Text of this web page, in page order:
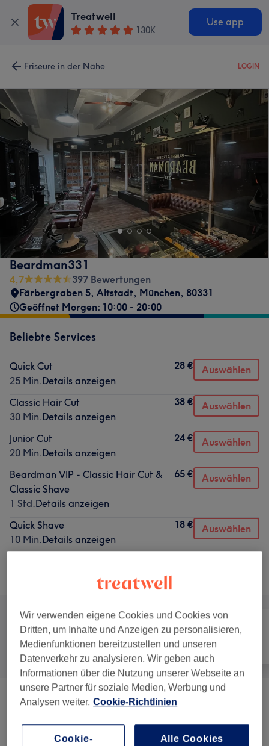
Treatwell
130K
Use app
Friseure in der Nähe LOGIN
Beardman331
4,7
397 Bewertungen
Färbergraben 5, Altstadt, München, 80331
Geöffnet Morgen: 10:00 - 20:00
Beliebte Services
Quick Cut
25 Min.Details anzeigen
28 € Auswählen
Classic Hair Cut
30 Min.Details anzeigen
38 € Auswählen
Junior Cut
20 Min.Details anzeigen
24 € Auswählen
Beardman VIP - Classic Hair Cut &
Classic Shave
1 Std.Details anzeigen
65 € Auswählen
Quick Shave
10 Min.Details anzeigen
18 € Auswählen
Alle Friseur
Herren - Haarschnitte & Stylings (8)
Kinder - Haarschnitte & Stylings 1)
Wir verwenden eigene Cookies und Cookies von
Dritten, um Inhalte und Anzeigen zu personalisieren,
Medienfunktionen bereitzustellen und unseren
Datenverkehr zu analysieren. Wir geben auch
Informationen über die Nutzung unserer Webseite an
unsere Partner für soziale Medien, Werbung und
Analysen weiter. Cookie-Richtlinien
Cookie-
Alle Cookies